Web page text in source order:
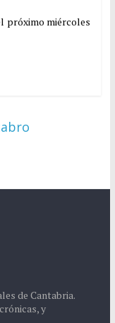
próximo miércoles
de Cantabria.
y